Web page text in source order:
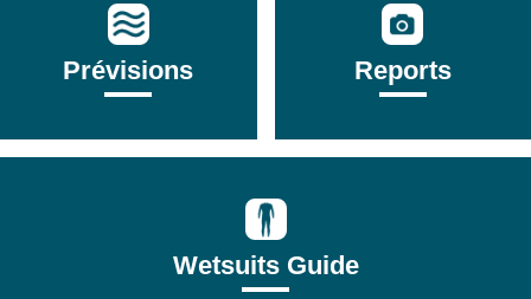
Prévisions Reports
Wetsuits Guide